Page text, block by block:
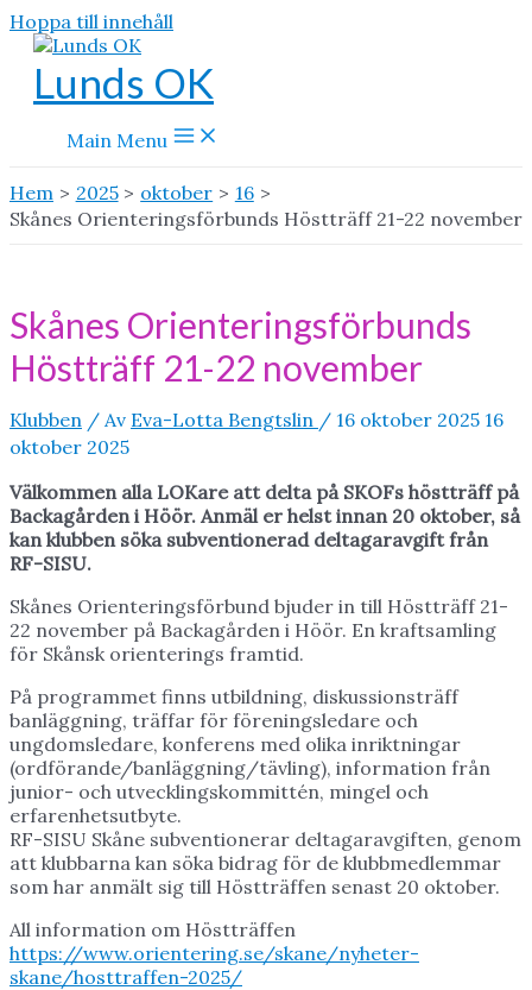
Hoppa till innehåll
Lunds OK
Main Menu
Hem 2025 oktober
16
Skånes Orienteringsförbunds Höstträff 21-22 november
Skånes Orienteringsförbunds
Höstträff 21-22 november
Klubben / Av Eva-Lotta Bengtslin / 16 oktober 2025 16
oktober 2025
Välkommen alla LOKare att delta på SKOFs höstträff på
Backagården i Höör. Anmäl er helst innan 20 oktober, så
kan klubben söka subventionerad deltagaravgift från
RF-SISU.
Skånes Orienteringsförbund bjuder in till Höstträff 21-
22 november på Backagården i Höör. En kraftsamling
för Skånsk orienterings framtid.
På programmet finns utbildning, diskussionsträff
banläggning, träffar för föreningsledare och
ungdomsledare, konferens med olika inriktningar
(ordförande/banläggning/tävling), information från
junior- och utvecklingskommittén, mingel och
erfarenhetsutbyte.
RF-SISU Skåne subventionerar deltagaravgiften, genom
att klubbarna kan söka bidrag för de klubbmedlemmar
som har anmält sig till Höstträffen senast 20 oktober.
All information om Höstträffen
https://www.orientering.se/skane/nyheter-
skane/hosttraffen-2025/